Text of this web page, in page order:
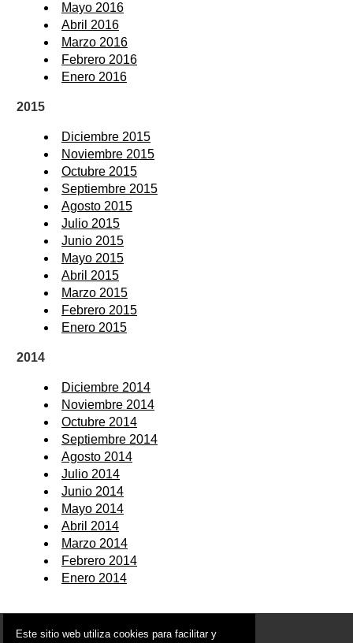
Mayo 2016
Abril 2016
Marzo 2016
Febrero 2016
Enero 2016
2015
Diciembre 2015
Noviembre 2015
Octubre 2015
Septiembre 2015
Agosto 2015
Julio 2015
Junio 2015
Mayo 2015
Abril 2015
Marzo 2015
Febrero 2015
Enero 2015
2014
Diciembre 2014
Noviembre 2014
Octubre 2014
Septiembre 2014
Agosto 2014
Julio 2014
Junio 2014
Mayo 2014
Abril 2014
Marzo 2014
Febrero 2014
Enero 2014
© 2006 - 2026 Portal de Ceutí Noticias
Este sitio web utiliza cookies para facilitar y